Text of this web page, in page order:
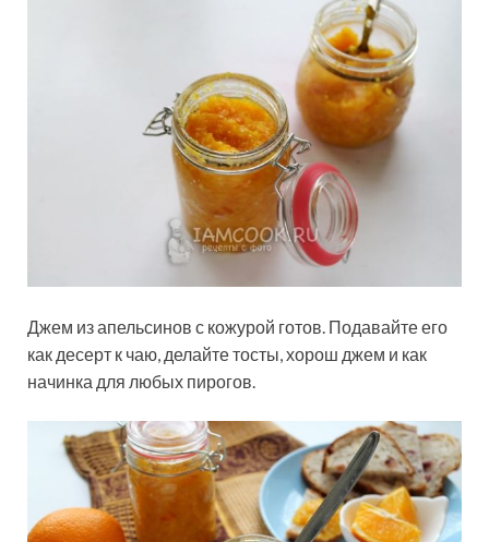
Джем из апельсинов с кожурой готов. Подавайте его
как десерт к чаю, делайте тосты, хорош джем и как
начинка для любых пирогов.